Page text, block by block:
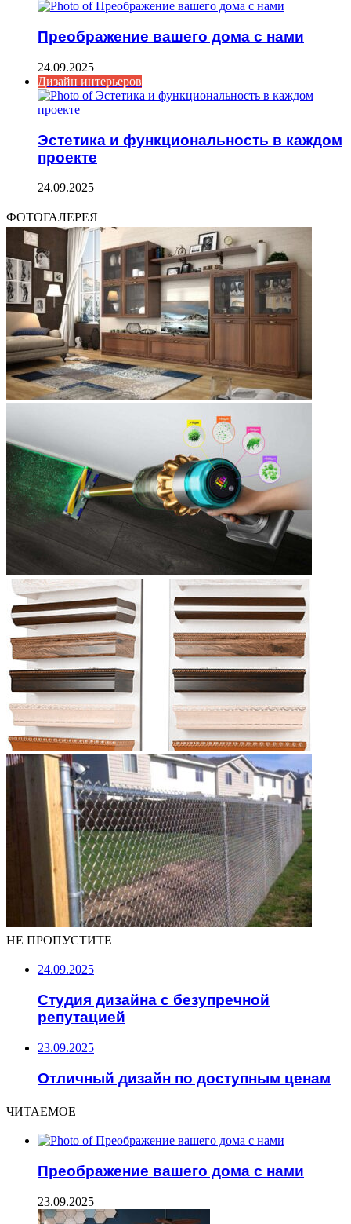
Преображение вашего дома с нами
24.09.2025
Дизайн интерьеров
Эстетика и функциональность в каждом
проекте
24.09.2025
ФОТОГАЛЕРЕЯ
НЕ ПРОПУСТИТЕ
24.09.2025
Студия дизайна с безупречной
репутацией
23.09.2025
Отличный дизайн по доступным ценам
ЧИТАЕМОЕ
Преображение вашего дома с нами
23.09.2025